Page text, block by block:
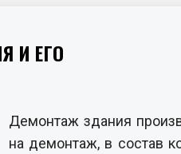
И ЕГО
Демонтаж здания
на демонтаж, в состав